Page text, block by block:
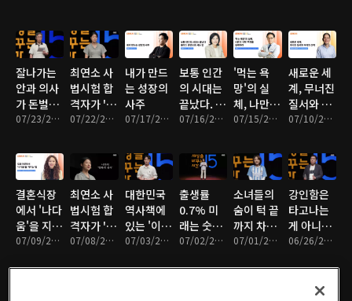
잘나가는
안과 의사
가 돈벌이
대신 선택
07/23/2026 • 16분
최연소 사
법시험 합
격자가 '1
등'을 그만
07/22/2026 • 16분
내가 만드
는 성장의
사주
07/17/2026 • 16분
보통 인간
의 시대는
끝났다. 플
러스 휴먼
07/16/2026 • 15분
'먹는 욕
망'의 실
체, 나만의
식탁 주권
07/15/2026 • 17분
새로운 세
계, 무너진
질서와 우
리의 선택
07/10/2026 • 16분
결혼식장
에서 '나다
움'을 지키
는 방법 07/09/2026 • 17분
최연소 사
법시험 합
격자가 '1
등'을 그만
07/08/2026 • 16분
대한민국
역사책에
있는 '이상
한 빈칸'!?
07/03/2026 • 17분
출생률
0.7% 미
래는 숫자
가 아닌 풍
다
07/02/2026 • 16분
소녀들의
숨이 턱 끝
까지 차오
르도록 달
이유
07/01/2026 • 16분
강인함은
타고나는
게 아니라,
살아내는06/26/2026 • 16분